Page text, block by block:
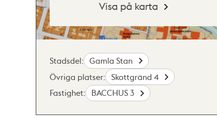
Visa på karta
Stadsdel:
Gamla Stan
Övriga platser:
Skottgränd 4
Fastighet:
BACCHUS 3